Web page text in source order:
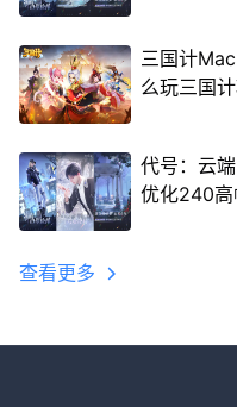
三国计
么玩三国
代号：云
优化240高
查看更多